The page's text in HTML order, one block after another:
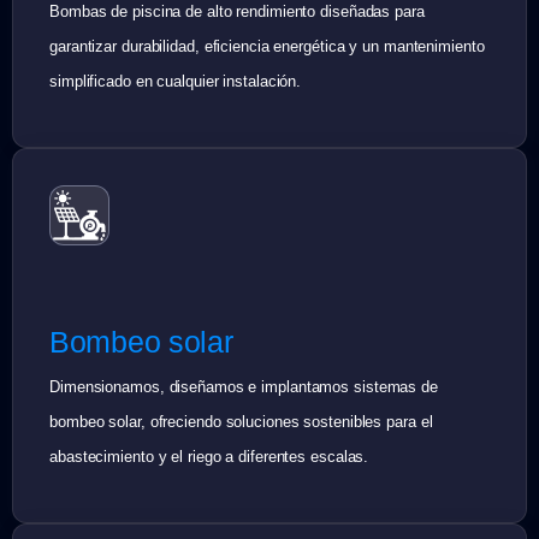
Bombas de piscina de alto rendimiento diseñadas para
garantizar durabilidad, eficiencia energética y un mantenimiento
simplificado en cualquier instalación.
Bombeo solar
Dimensionamos, diseñamos e implantamos sistemas de
bombeo solar, ofreciendo soluciones sostenibles para el
abastecimiento y el riego a diferentes escalas.